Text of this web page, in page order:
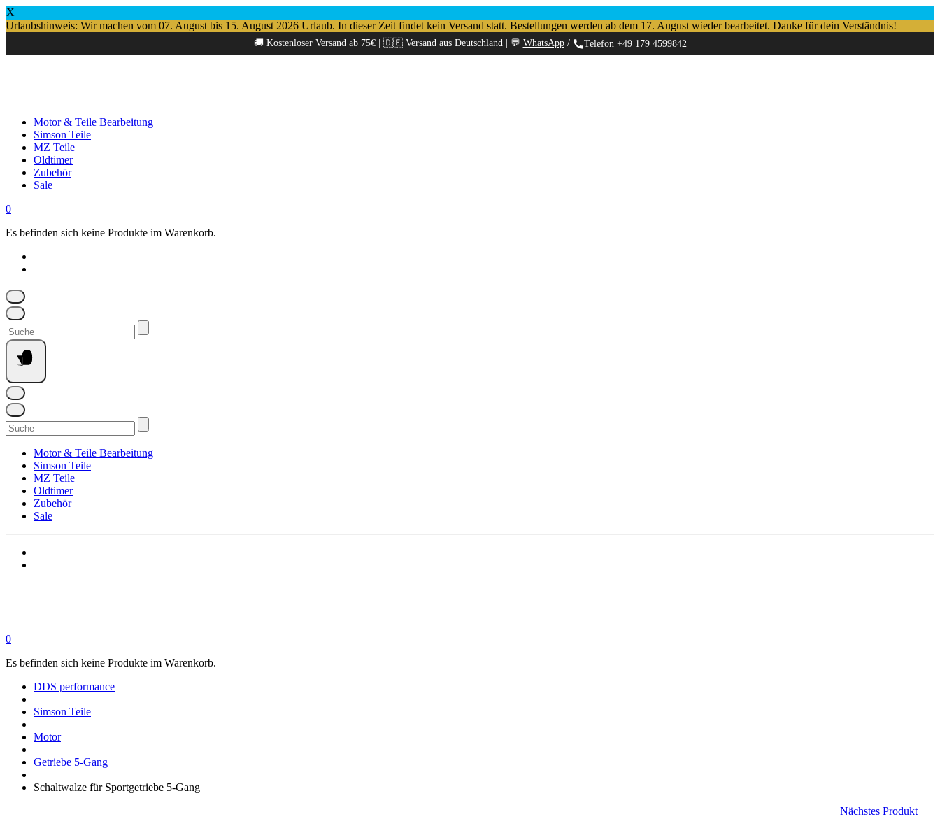
X
Urlaubshinweis: Wir machen vom 07. August bis 15. August 2026 Urlaub. In dieser Zeit findet kein Versand statt. Bestellungen werden ab dem 17. August wieder bearbeitet. Danke für dein Verständnis!
🚚 Kostenloser Versand ab 75€ | 🇩🇪 Versand aus Deutschland | 💬 WhatsApp/ Telefon +49 179 4599842
Motor & Teile Bearbeitung
Simson Teile
MZ Teile
Oldtimer
Zubehör
Sale
0
Es befinden sich keine Produkte im Warenkorb.
Suchen
nach:
Suchen
nach:
Motor & Teile Bearbeitung
Simson Teile
MZ Teile
Oldtimer
Zubehör
Sale
0
Es befinden sich keine Produkte im Warenkorb.
DDS performance
Simson Teile
Motor
Getriebe 5-Gang
Schaltwalze für Sportgetriebe 5-Gang
Nächstes Produkt